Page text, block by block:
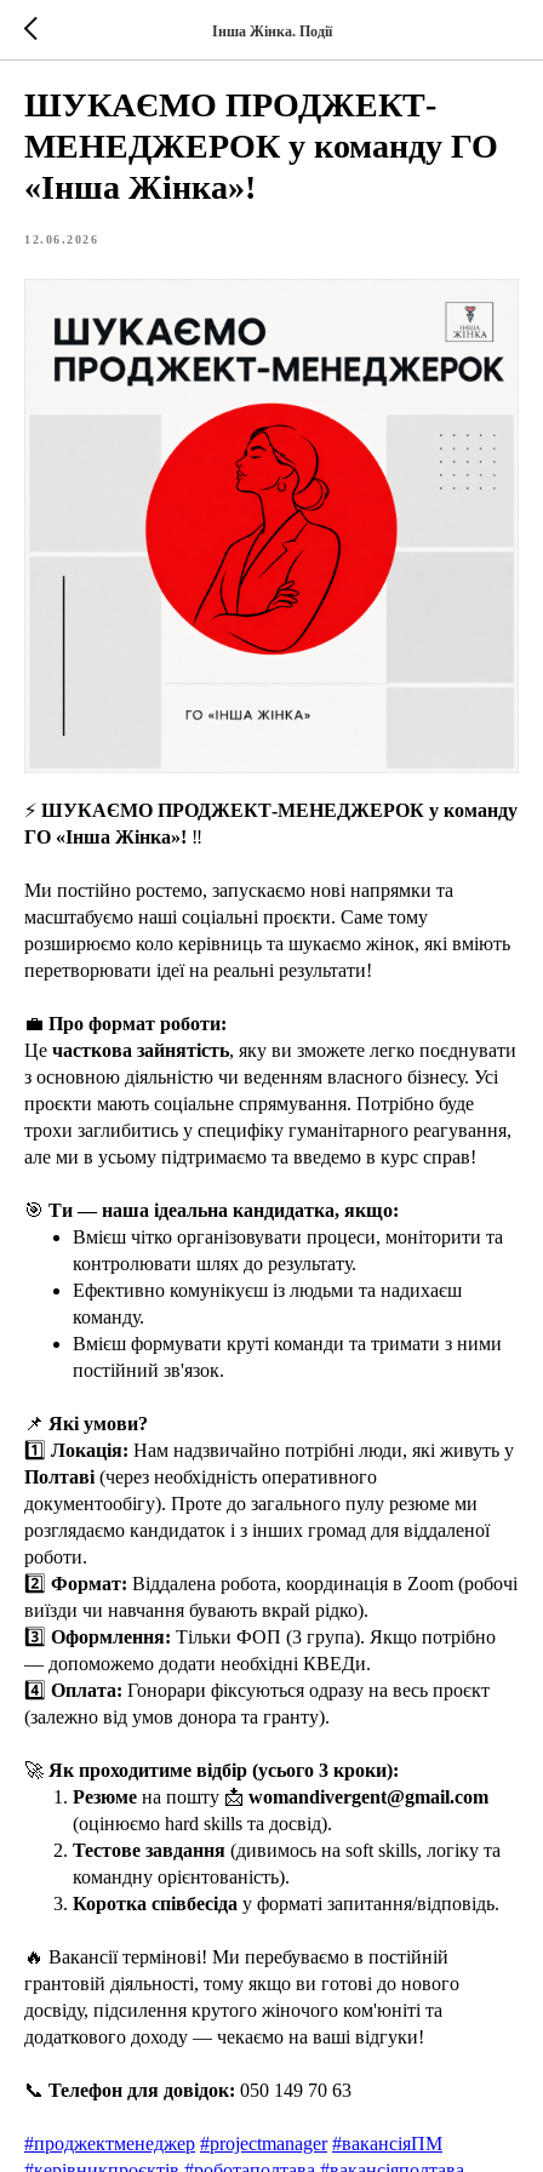
Інша Жінка. Події
ШУКАЄМО ПРОДЖЕКТ-
МЕНЕДЖЕРОК у команду ГО
«Інша Жінка»!
12.06.2026
⚡️ ШУКАЄМО ПРОДЖЕКТ-МЕНЕДЖЕРОК у команду
ГО «Інша Жінка»! ‼️
Ми постійно ростемо, запускаємо нові напрямки та
масштабуємо наші соціальні проєкти. Саме тому
розширюємо коло керівниць та шукаємо жінок, які вміють
перетворювати ідеї на реальні результати!
💼 Про формат роботи:
Це часткова зайнятість, яку ви зможете легко поєднувати
з основною діяльністю чи веденням власного бізнесу. Усі
проєкти мають соціальне спрямування. Потрібно буде
трохи заглибитись у специфіку гуманітарного реагування,
але ми в усьому підтримаємо та введемо в курс справ!
🎯 Ти — наша ідеальна кандидатка, якщо:
Вмієш чітко організовувати процеси, моніторити та
контролювати шлях до результату.
Ефективно комунікуєш із людьми та надихаєш
команду.
Вмієш формувати круті команди та тримати з ними
постійний зв'язок.
📌 Які умови?
1️⃣ Локація: Нам надзвичайно потрібні люди, які живуть у
Полтаві (через необхідність оперативного
документообігу). Проте до загального пулу резюме ми
розглядаємо кандидаток і з інших громад для віддаленої
роботи.
2️⃣ Формат: Віддалена робота, координація в Zoom (робочі
виїзди чи навчання бувають вкрай рідко).
3️⃣ Оформлення: Тільки ФОП (3 група). Якщо потрібно
— допоможемо додати необхідні КВЕДи.
4️⃣ Оплата: Гонорари фіксуються одразу на весь проєкт
(залежно від умов донора та гранту).
🚀 Як проходитиме відбір (усього 3 кроки):
Резюме на пошту 📩 womandivergent@gmail.com
(оцінюємо hard skills та досвід).
Тестове завдання (дивимось на soft skills, логіку та
командну орієнтованість).
Коротка співбесіда у форматі запитання/відповідь.
🔥 Вакансії термінові! Ми перебуваємо в постійній
грантовій діяльності, тому якщо ви готові до нового
досвіду, підсилення крутого жіночого ком'юніті та
додаткового доходу — чекаємо на ваші відгуки!
📞 Телефон для довідок: 050 149 70 63
#проджектменеджер #projectmanager #вакансіяПМ